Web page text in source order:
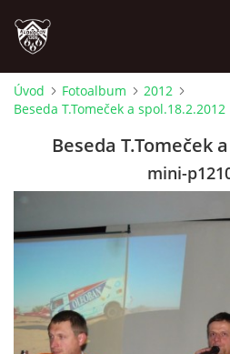
ÚVOD
PROBĚHLÉ AKCE
FOTOALBUM
Úvod Fotoalbum
2012
Beseda T.Tomeček a spol.18.2.2012
Beseda T.Tomeček
mini-